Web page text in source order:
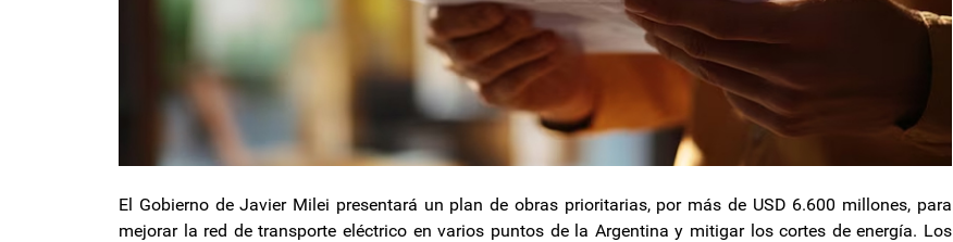
El Gobierno de Javier Milei presentará un plan de obras prioritarias, por más de USD 6.600 millones, para
mejorar la red de transporte eléctrico en varios puntos de la Argentina y mitigar los cortes de energía. Los